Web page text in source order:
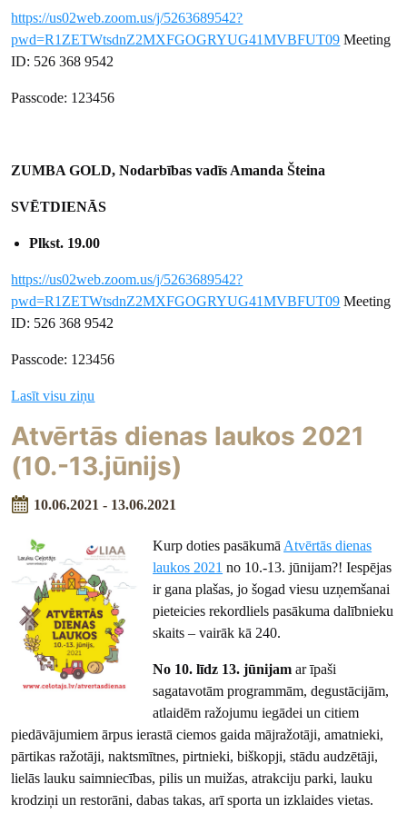
https://us02web.zoom.us/j/5263689542?
pwd=R1ZETWtsdnZ2MXFGOGRYUG41MVBFUT09 Meeting
ID: 526 368 9542
Passcode: 123456
ZUMBA GOLD, Nodarbības vadīs Amanda Šteina
SVĒTDIENĀS
Plkst. 19.00
https://us02web.zoom.us/j/5263689542?
pwd=R1ZETWtsdnZ2MXFGOGRYUG41MVBFUT09 Meeting
ID: 526 368 9542
Passcode: 123456
Lasīt visu ziņu
Atvērtās dienas laukos 2021
(10.-13.jūnijs)
10.06.2021 - 13.06.2021
Kurp doties pasākumā Atvērtās dienas
laukos 2021 no 10.-13. jūnijam?! Iespējas
ir gana plašas, jo šogad viesu uzņemšanai
pieteicies rekordliels pasākuma dalībnieku
skaits – vairāk kā 240.
No 10. līdz 13. jūnijam ar īpaši
sagatavotām programmām, degustācijām,
atlaidēm ražojumu iegādei un citiem
piedāvājumiem ārpus ierastā ciemos gaida mājražotāji, amatnieki,
pārtikas ražotāji, naktsmītnes, pirtnieki, biškopji, stādu audzētāji,
lielās lauku saimniecības, pilis un muižas, atrakciju parki, lauku
krodziņi un restorāni, dabas takas, arī sporta un izklaides vietas.